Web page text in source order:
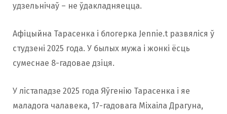
удзельнічаў – не ўдакладняецца.
Афіцыйна Тарасенка і блогерка Jennie.t развяліся ў
студзені 2025 года. У былых мужа і жонкі ёсць
сумеснае 8-гадовае дзіця.
У лістападзе 2025 года Яўгенію Тарасенка і яе
маладога чалавека, 17-гадовага Міхаіла Драгуна,